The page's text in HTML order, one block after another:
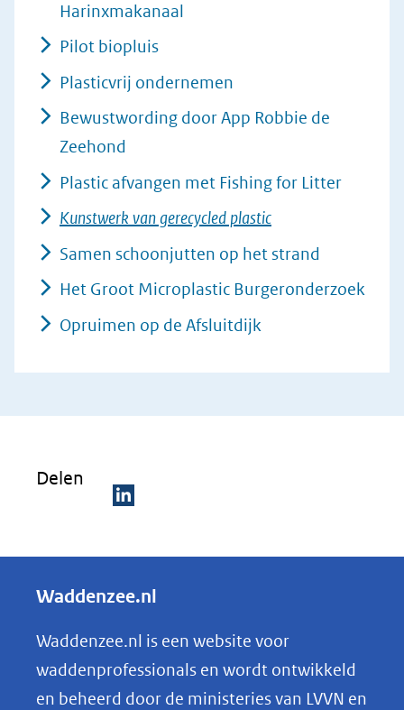
Harinxmakanaal
Pilot biopluis
Plasticvrij ondernemen
Bewustwording door App Robbie de
Zeehond
Plastic afvangen met Fishing for Litter
Kunstwerk van gerecycled plastic
Samen schoonjutten op het strand
Het Groot Microplastic Burgeronderzoek
Opruimen op de Afsluitdijk
Delen
e
e
n
o
p
Waddenzee.nl
Waddenzee.nl is een website voor
waddenprofessionals en wordt ontwikkeld
en beheerd door de ministeries van LVVN en